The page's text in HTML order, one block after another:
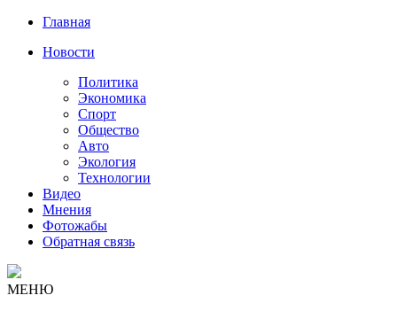
Главная
Новости
Политика
Экономика
Спорт
Общество
Авто
Экология
Технологии
Видео
Мнения
Фотожабы
Обратная связь
МЕНЮ